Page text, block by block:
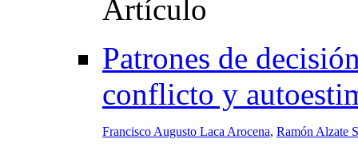
Patrones de
conflicto y
Francisco Augusto Laca Arocena, Ramón Alzate